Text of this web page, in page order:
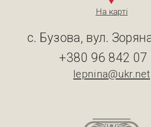
На карті
с. Бузова, вул.
+380 96 842 07
lepnina@ukr.net